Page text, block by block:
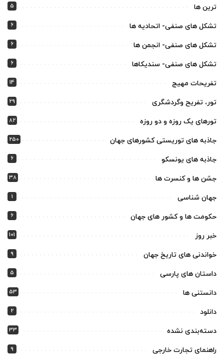
ترین ها 5
تشکل های صنفی- اتحادیه ها 6
تشکل های صنفی- انجمن ها 6
تشکل های صنفی- سندیکاها 6
تفریحات مهیج 14
تور، تفریح وگردشگری 29
تورهای یک روزه و دو روزه 82
جاذبه های توریستی کشورهای جهان 250
جاذبه های یونسکو 6
جشن ها و کنسرت ها 38
جهان شناسی 1
حکومت ها و کشور های جهان 6
خبر روز 101
خواندنی های تاریخ جهان 9
داستان های پارسی 5
دانستنی ها 53
دانلود 2
دسته‌بندی نشده 33
راهنمای تجارت خارجی 9